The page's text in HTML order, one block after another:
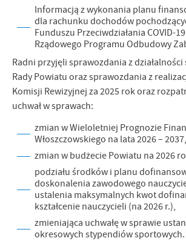
Informacją z wykonania planu
dla rachunku dochodów
Funduszu Przeciwdziałania COVID-
Rządowego Programu Odbudowy
Radni przyjęli sprawozdania z działalności
Rady Powiatu oraz sprawozdania z
Komisji Rewizyjnej za 2025 rok oraz
uchwał w sprawach:
zmian w Wieloletniej Prognozie
Włoszczowskiego na lata 2026 – 2037,
zmian w budżecie Powiatu na 2026
podziału środków i planu
doskonalenia zawodowego
ustalenia maksymalnych kwot
kształcenie nauczycieli (na 2026 r.),
zmieniająca uchwałę w sprawie
okresowych stypendiów sportowych.